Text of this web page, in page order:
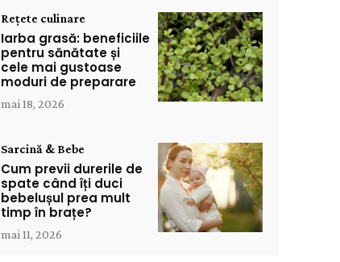
Rețete culinare
Iarba grasă: beneficiile
pentru sănătate și
cele mai gustoase
moduri de preparare
mai 18, 2026
Sarcină & Bebe
Cum previi durerile de
spate când îți duci
bebelușul prea mult
timp în brațe?
mai 11, 2026